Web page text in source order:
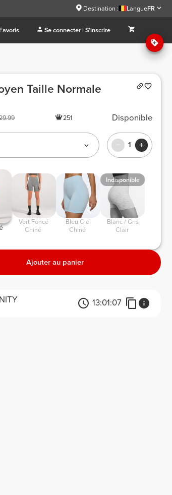
Destination : LangueFR
Favoris Se connecter | S'inscrire
Taille Normale
251 Disponible
1
Vert Foncé
Chiné
Chiné
Indisponible
Clair
Ajouter au panier
13:01:07